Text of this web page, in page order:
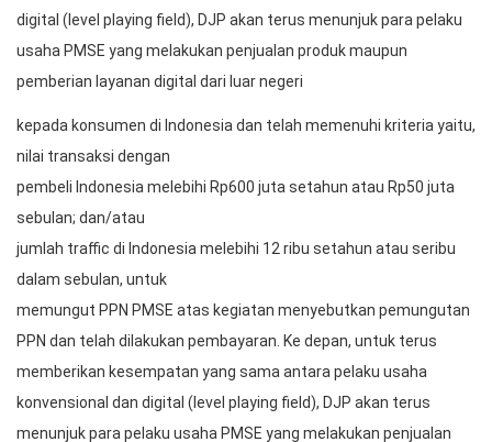
digital (level playing field), DJP akan terus menunjuk para pelaku
usaha PMSE yang melakukan penjualan produk maupun
pemberian layanan digital dari luar negeri
kepada konsumen di Indonesia dan telah memenuhi kriteria yaitu,
nilai transaksi dengan
pembeli Indonesia melebihi Rp600 juta setahun atau Rp50 juta
sebulan; dan/atau
jumlah traffic di Indonesia melebihi 12 ribu setahun atau seribu
dalam sebulan, untuk
memungut PPN PMSE atas kegiatan menyebutkan pemungutan
PPN dan telah dilakukan pembayaran. Ke depan, untuk terus
memberikan kesempatan yang sama antara pelaku usaha
konvensional dan digital (level playing field), DJP akan terus
menunjuk para pelaku usaha PMSE yang melakukan penjualan